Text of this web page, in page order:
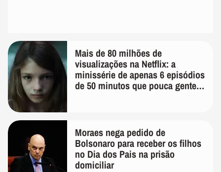
Mais de 80 milhões de
visualizações na Netflix: a
minissérie de apenas 6 episódios
de 50 minutos que pouca gente
Moraes nega pedido de
Bolsonaro para receber os filhos
no Dia dos Pais na prisão
domiciliar